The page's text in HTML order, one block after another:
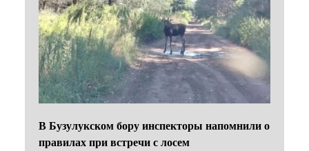
В Бузулукском бору инспекторы напомнили о
правилах при встречи с лосем